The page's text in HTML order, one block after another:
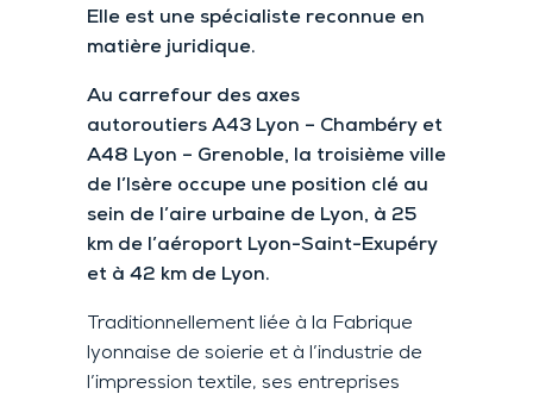
Elle est une spécialiste reconnue en
matière juridique.
Au carrefour des axes
autoroutiers A43 Lyon – Chambéry et
A48 Lyon – Grenoble, la troisième ville
de l’Isère occupe une position clé au
sein de l’aire urbaine de Lyon, à 25
km de l’aéroport Lyon-Saint-Exupéry
et à 42 km de Lyon.
Traditionnellement liée à la Fabrique
lyonnaise de soierie et à l’industrie de
l’impression textile, ses entreprises